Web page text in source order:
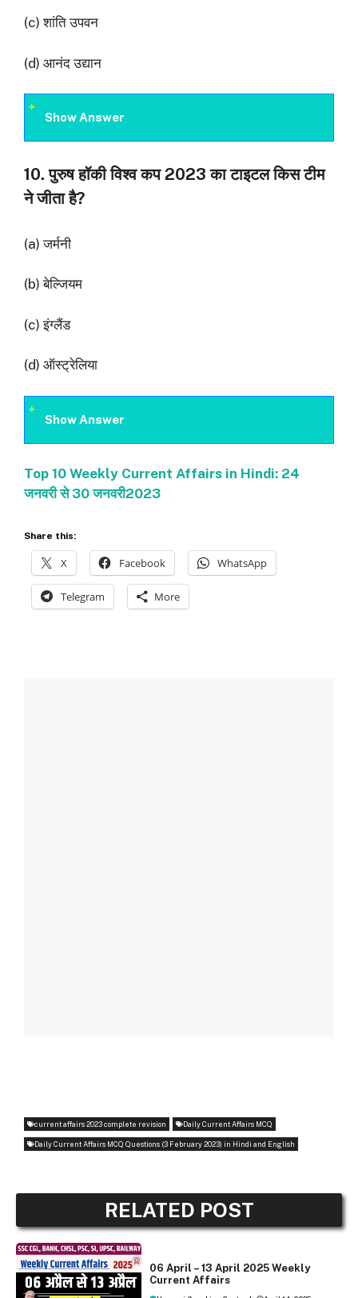
(c) शांति उपवन
(d) आनंद उद्यान
Show Answer
10. पुरुष हॉकी विश्व कप 2023 का टाइटल किस टीम
ने जीता है?
(a) जर्मनी
(b) बेल्जियम
(c) इंग्लैंड
(d) ऑस्ट्रेलिया
Show Answer
Top 10 Weekly Current Affairs in Hindi: 24
जनवरी से 30जनवरी2023
Share this:
X Facebook WhatsApp
Telegram More
current affairs 2023 complete revision Daily Current Affairs MCQ
Daily Current Affairs MCQ Questions (3 February 2023) in Hindi and English
RELATED POST
06 April – 13 April 2025 Weekly
Current Affairs